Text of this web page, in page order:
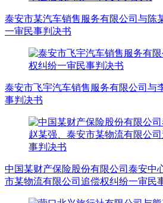
泰安市某汽车销售服务有限公司与陈
一审民事判决书
泰安市飞宇汽车销售服务有限公司与
事判决书
中国某财产保险股份有限公司泰安中
市某物流有限公司追偿权纠纷一审民